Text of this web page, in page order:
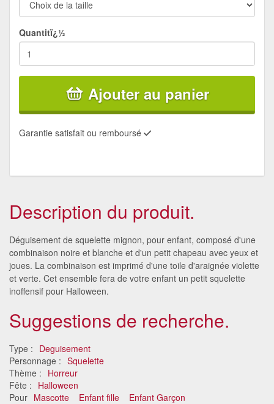
Quantitï¿½
Ajouter au panier
Garantie satisfait ou remboursé
Description du produit.
Déguisement de squelette mignon, pour enfant, composé d'une
combinaison noire et blanche et d'un petit chapeau avec yeux et
joues. La combinaison est imprimé d'une toile d'araignée violette
et verte. Cet ensemble fera de votre enfant un petit squelette
inoffensif pour Halloween.
Suggestions de recherche.
Type : Deguisement
Personnage : Squelette
Thème : Horreur
Fête : Halloween
Pour Mascotte Enfant fille Enfant Garçon